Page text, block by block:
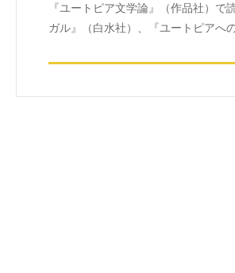
『ユートピア文学論』（作品社）
ガル』（白水社）、『ユートピアへの